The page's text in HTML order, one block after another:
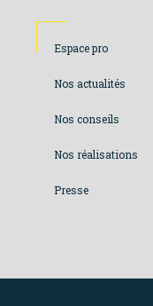
Footer
colonne
Espace pro
Nos actualités
Nos conseils
Nos réalisations
Presse